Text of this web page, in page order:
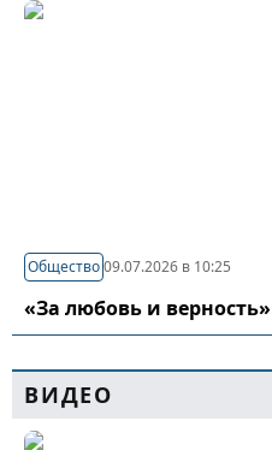
Общество09.07.2026 в 10:25
«За любовь и верность»
ВИДЕО